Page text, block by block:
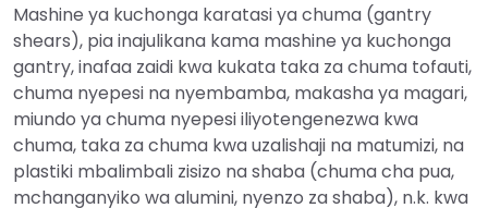
Mashine ya kuchonga karatasi ya chuma (gantry
shears), pia inajulikana kama mashine ya kuchonga
gantry, inafaa zaidi kwa kukata taka za chuma tofauti,
chuma nyepesi na nyembamba, makasha ya magari,
miundo ya chuma nyepesi iliyotengenezwa kwa
chuma, taka za chuma kwa uzalishaji na matumizi, na
plastiki mbalimbali zisizo na shaba (chuma cha pua,
mchanganyiko wa alumini, nyenzo za shaba), n.k. kwa